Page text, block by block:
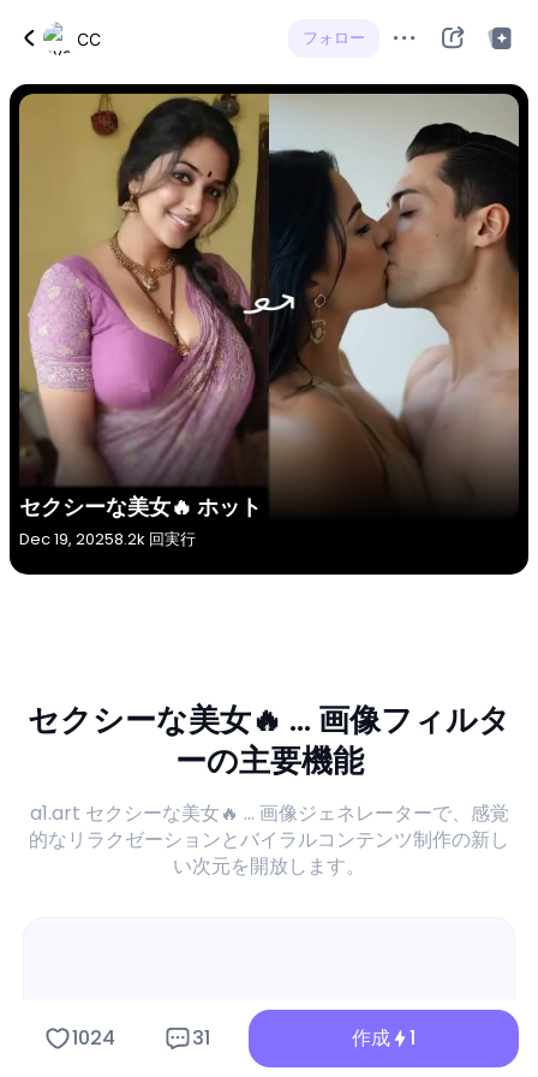
CC フォロー
セクシーな美女🔥 ホット
Dec 19, 20258.2k 回実行
セクシーな美女🔥 ... 画像フィルタ
ーの主要機能
a1.art セクシーな美女🔥 ... 画像ジェネレーターで、感覚
的なリラクゼーションとバイラルコンテンツ制作の新し
い次元を開放します。
1024 31 作成 1